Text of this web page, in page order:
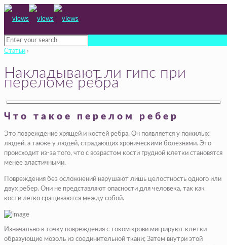
Статьи ›
Накладывают ли гипс при
переломе ребра
Что такое перелом ребер
Это повреждение хрящей и костей ребра. Он появляется у пожилых
людей, а также у людей, страдающих хроническими болезнями. Это
происходит из-за того, что с возрастом кости грудной клетки становятся
менее эластичными.
Повреждения без осложнений нарушают лишь целостность одного или
двух ребер. Они не представляют опасности для человека, так как
кости легко сращиваются между собой.
Изначально в точку повреждения с током крови мигрируют клетки
образующие мозоль из соединительной ткани; Затем внутри этой